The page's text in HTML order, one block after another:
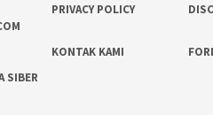
PRIVACY POLICY
KONTAK KAMI
SIBER